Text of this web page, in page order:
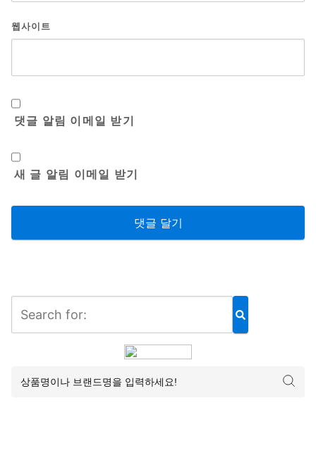
웹사이트
댓글 알림 이메일 받기
새 글 알림 이메일 받기